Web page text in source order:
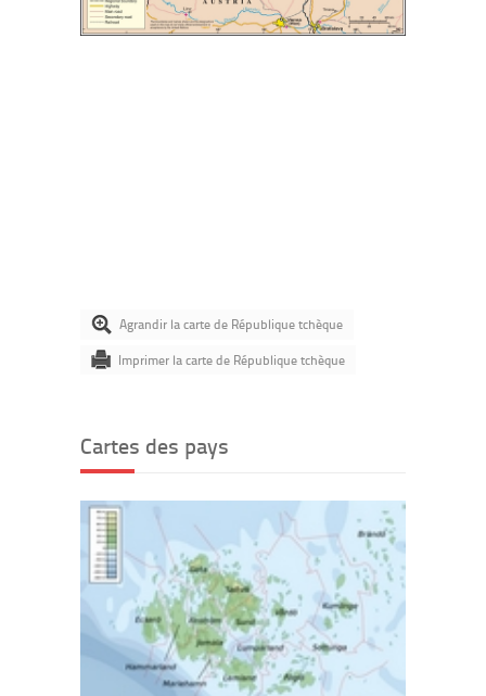
Agrandir la carte de République tchèque
Imprimer la carte de République tchèque
Cartes des pays